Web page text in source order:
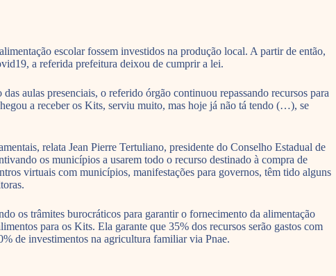
escolar fossem investidos na produção local. A partir de então,
a referida prefeitura deixou de cumprir a lei.
aulas presenciais, o referido órgão continuou repassando recursos para
a receber os Kits, serviu muito, mas hoje já não tá tendo (…), se
relata Jean Pierre Tertuliano, presidente do Conselho Estadual de
os municípios a usarem todo o recurso destinado à compra de
virtuais com municípios, manifestações para governos, têm tido alguns
os trâmites burocráticos para garantir o fornecimento da alimentação
para os Kits. Ela garante que 35% dos recursos serão gastos com
de investimentos na agricultura familiar via Pnae.